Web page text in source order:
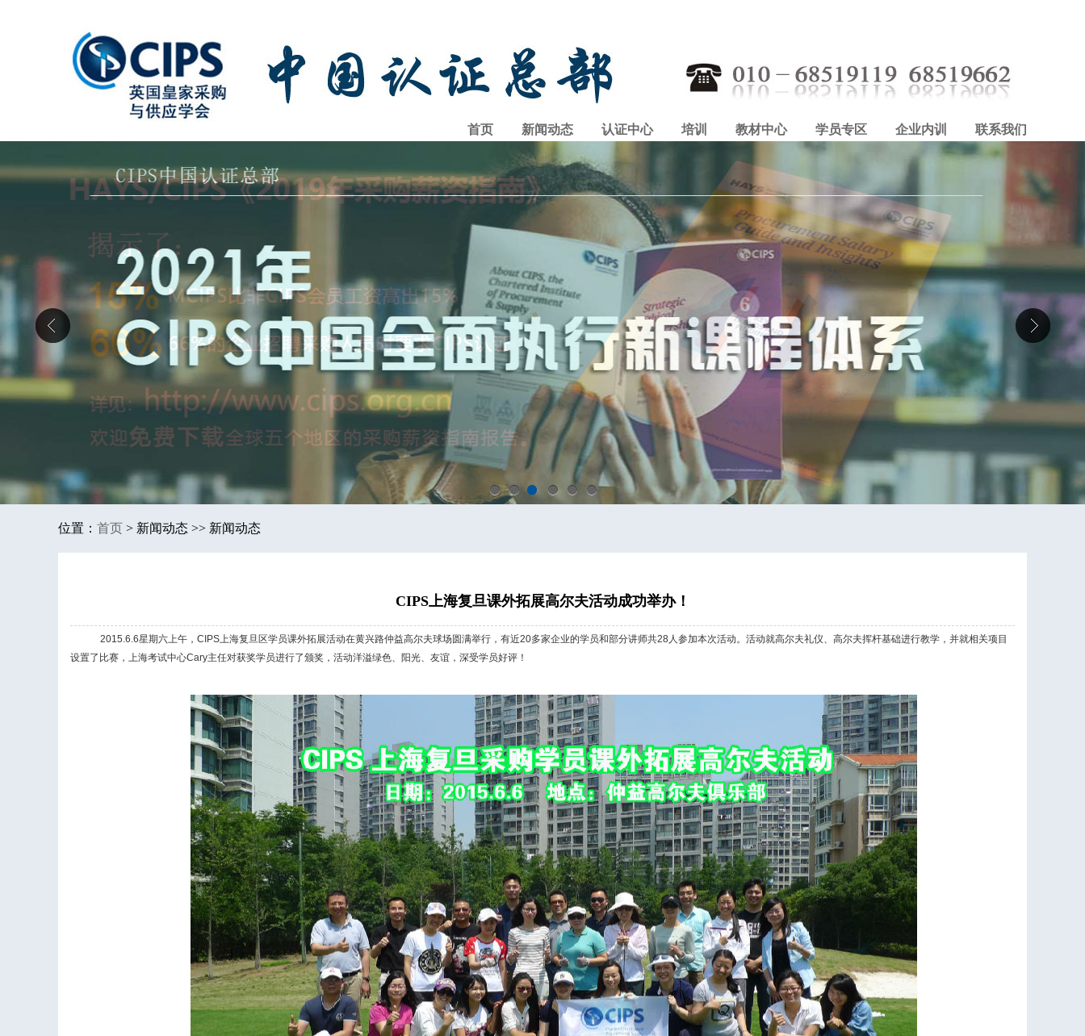
首页 新闻动态 认证中心 培训 教材中心 学员专区 企业内训 联系我们
1 2
位置： 首页 > 新闻动态 >> 新闻动态
CIPS上海复旦课外拓展高尔夫活动成功举办！
2015.6.6星期六上午，CIPS上海复旦区学员课外拓展活动在黄兴路仲益高尔夫球场圆满举行，有近20多家企业的学员和部分讲师共28人参加本次活动。活动就高尔夫礼仪、高尔夫挥杆基础进行教学，并就相关项目
设置了比赛，上海考试中心Cary主任对获奖学员进行了颁奖，活动洋溢绿色、阳光、友谊，深受学员好评！